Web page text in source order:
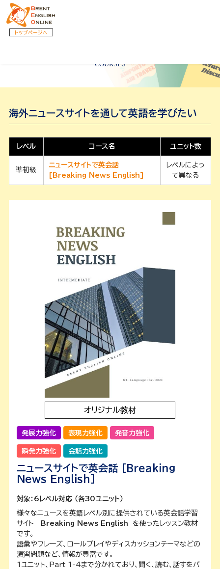
トップページへ
COURSES
海外ニュースサイトを通して英語を学びたい
レベル コース名 ユニット数
準初級
ニュースサイトで英会話
[Breaking News English]
レベルによっ
て異なる
オリジナル教材
発展力強化 表現力強化 発音力強化
瞬発力強化 会話力強化
ニュースサイトで英会話 [Breaking
News English]
対象：6レベル対応 （各30ユニット）
様々なニュースを英語レベル別に提供されている英会話学習
サイト
Breaking News English を使ったレッスン教材
です。
語彙やフレーズ、ロールプレイやディスカッションテーマなどの
演習問題など、情報が豊富です。
1ユニット、Part 1-4まで分かれており、聞く、読む、話すをバ